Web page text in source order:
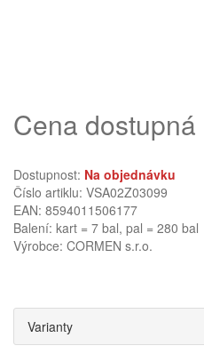
Cena
Dostupnost: Na objednávku
Číslo artiklu: VSA02Z03099
EAN: 8594011506177
Balení: kart = 7 bal, pal = 280 bal
Výrobce: CORMEN s.r.o.
Varianty